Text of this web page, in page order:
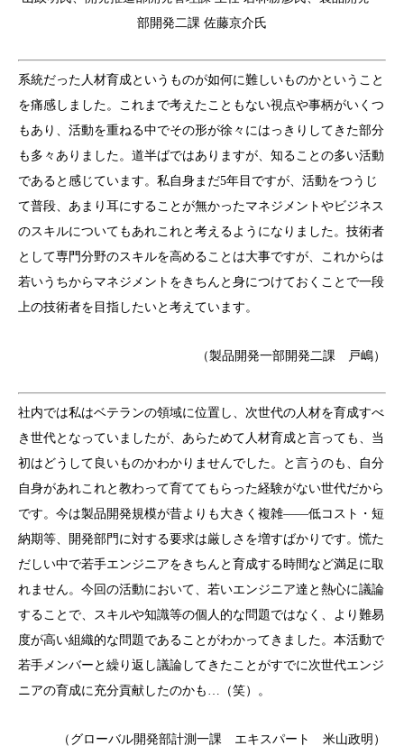
部開発二課 佐藤京介氏
系統だった人材育成というものが如何に難しいものかということ
を痛感しました。これまで考えたこともない視点や事柄がいくつ
もあり、活動を重ねる中でその形が徐々にはっきりしてきた部分
も多々ありました。道半ばではありますが、知ることの多い活動
であると感じています。私自身まだ5年目ですが、活動をつうじ
て普段、あまり耳にすることが無かったマネジメントやビジネス
のスキルについてもあれこれと考えるようになりました。技術者
として専門分野のスキルを高めることは大事ですが、これからは
若いうちからマネジメントをきちんと身につけておくことで一段
上の技術者を目指したいと考えています。
（製品開発一部開発二課 戸嶋）
社内では私はベテランの領域に位置し、次世代の人材を育成すべ
き世代となっていましたが、あらためて人材育成と言っても、当
初はどうして良いものかわかりませんでした。と言うのも、自分
自身があれこれと教わって育ててもらった経験がない世代だから
です。今は製品開発規模が昔よりも大きく複雑――低コスト・短
納期等、開発部門に対する要求は厳しさを増すばかりです。慌た
だしい中で若手エンジニアをきちんと育成する時間など満足に取
れません。今回の活動において、若いエンジニア達と熱心に議論
することで、スキルや知識等の個人的な問題ではなく、より難易
度が高い組織的な問題であることがわかってきました。本活動で
若手メンバーと繰り返し議論してきたことがすでに次世代エンジ
ニアの育成に充分貢献したのかも…（笑）。
（グローバル開発部計測一課 エキスパート 米山政明）